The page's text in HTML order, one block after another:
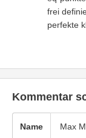
frei
perfekte
Kommentar
Name